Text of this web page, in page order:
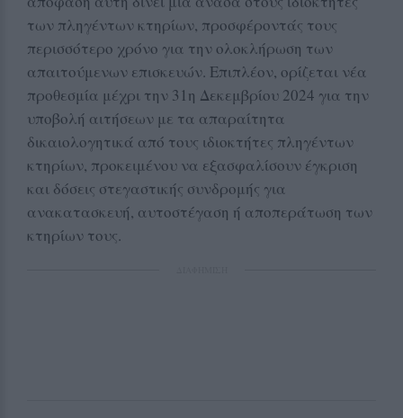
των πληγέντων κτηρίων, προσφέροντάς τους
περισσότερο χρόνο για την ολοκλήρωση των
απαιτούμενων επισκευών. Επιπλέον, ορίζεται νέα
προθεσμία μέχρι την 31η Δεκεμβρίου 2024 για την
υποβολή αιτήσεων με τα απαραίτητα
δικαιολογητικά από τους ιδιοκτήτες πληγέντων
κτηρίων, προκειμένου να εξασφαλίσουν έγκριση
και δόσεις στεγαστικής συνδρομής για
ανακατασκευή, αυτοστέγαση ή αποπεράτωση των
κτηρίων τους.